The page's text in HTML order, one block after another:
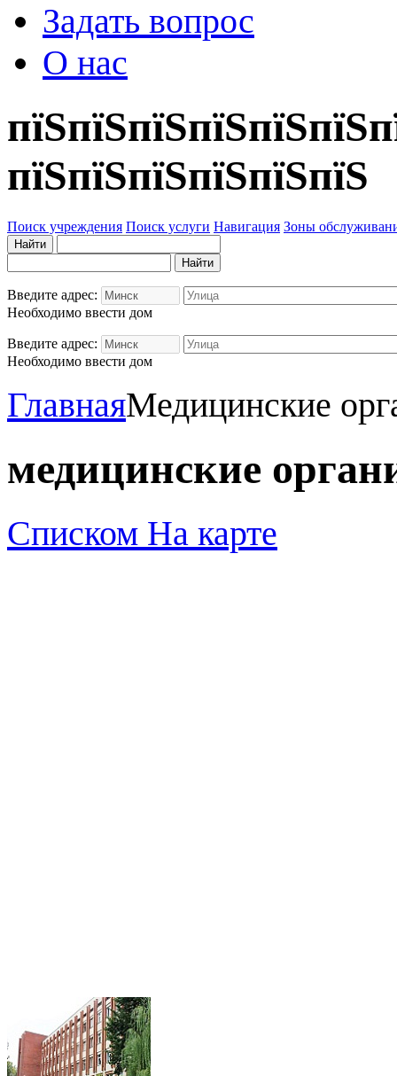
Задать вопрос
О нас
пїЅпїЅпїЅпїЅпїЅпїЅ
Поиск учреждения Поиск услуги Навигация Зоны
Введите адрес:
Необходимо ввести дом
Введите адрес:
Необходимо ввести дом
ГлавнаяМедицинские
медицинские
Списком На карте